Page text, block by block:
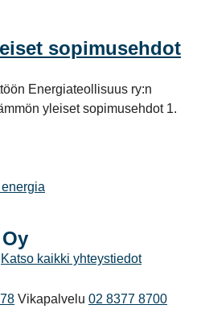
sopimusehdot
Energiateollisuus ry:n
yleiset sopimusehdot 1.
Katso kaikki yhteystiedot
Vikapalvelu 02 8377 8700